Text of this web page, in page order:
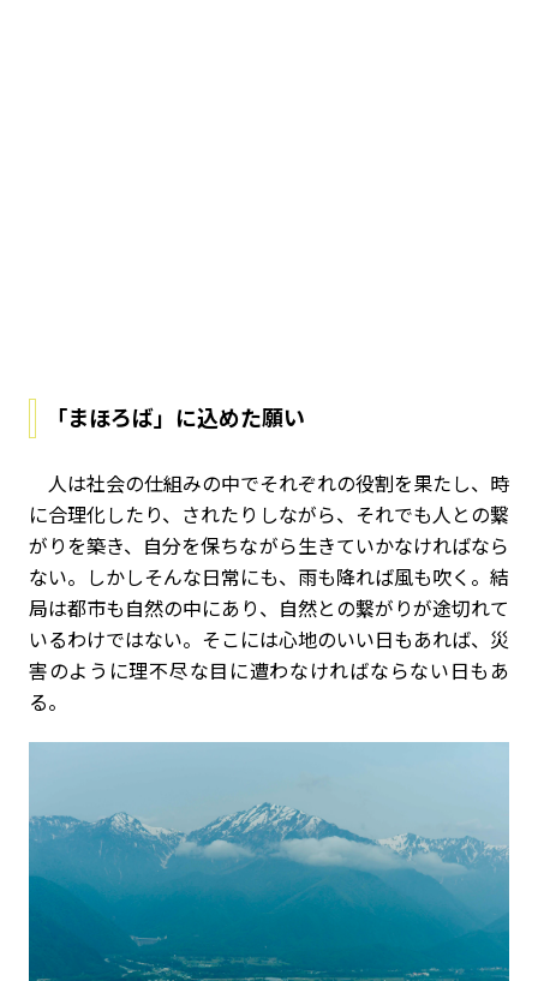
「まほろば」に込めた願い
人は社会の仕組みの中でそれぞれの役割を果たし、時
に合理化したり、されたりしながら、それでも人との繋
がりを築き、自分を保ちながら生きていかなければなら
ない。しかしそんな日常にも、雨も降れば風も吹く。結
局は都市も自然の中にあり、自然との繋がりが途切れて
いるわけではない。そこには心地のいい日もあれば、災
害のように理不尽な目に遭わなければならない日もあ
る。